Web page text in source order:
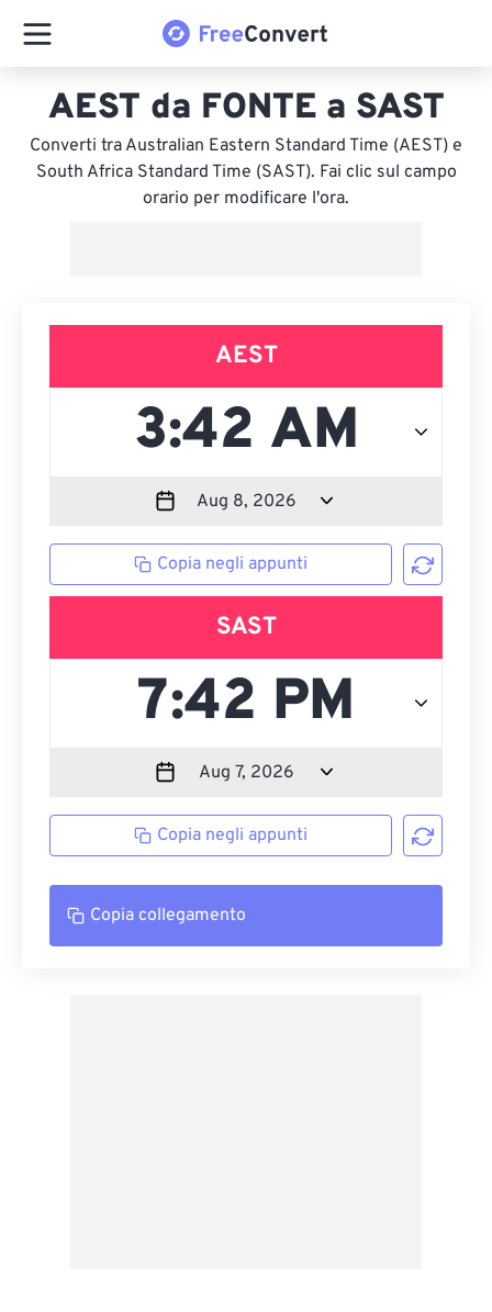
AEST da FONTE a SAST
Converti tra Australian Eastern Standard Time (AEST) e
South Africa Standard Time (SAST). Fai clic sul campo
orario per modificare l'ora.
AEST
Copia negli appunti
SAST
Copia negli appunti
Copia collegamento